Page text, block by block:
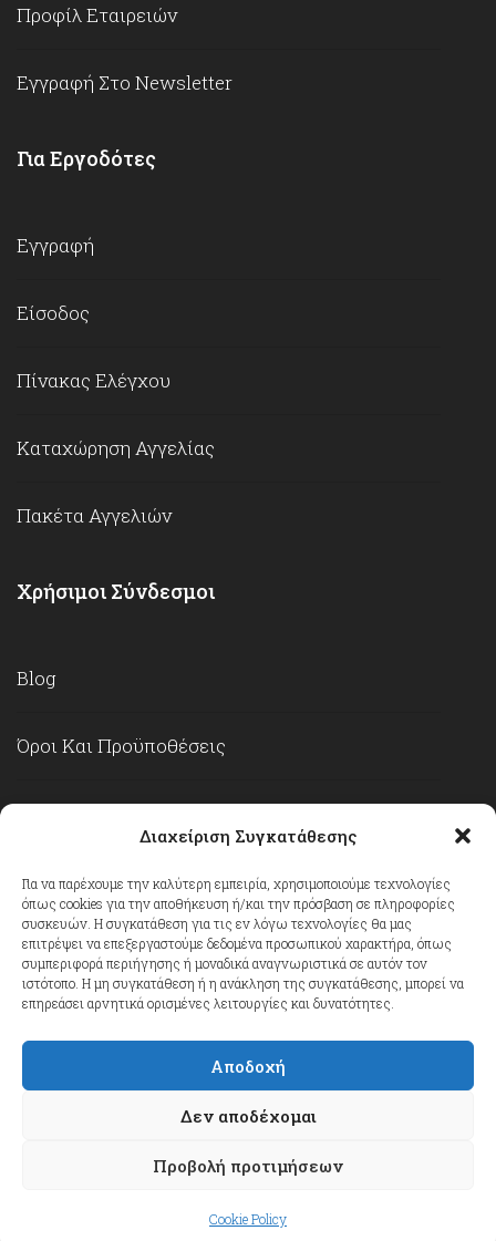
Διαχείριση Συγκατάθεσης
Για να παρέχουμε την καλύτερη εμπειρία, χρησιμοποιούμε τεχνολογίες
όπως cookies για την αποθήκευση ή/και την πρόσβαση σε πληροφορίες
συσκευών. Η συγκατάθεση για τις εν λόγω τεχνολογίες θα μας
επιτρέψει να επεξεργαστούμε δεδομένα προσωπικού χαρακτήρα, όπως
συμπεριφορά περιήγησης ή μοναδικά αναγνωριστικά σε αυτόν τον
ιστότοπο. Η μη συγκατάθεση ή η ανάκληση της συγκατάθεσης, μπορεί να
επηρεάσει αρνητικά ορισμένες λειτουργίες και δυνατότητες.
Αποδοχή
Δεν αποδέχομαι
Προβολή προτιμήσεων
Cookie Policy
Προφίλ Εταιρειών
Εγγραφή Στο Newsletter
Για Εργοδότες
Εγγραφή
Είσοδος
Πίνακας Ελέγχου
Καταχώρηση Αγγελίας
Πακέτα Αγγελιών
Χρήσιμοι Σύνδεσμοι
Blog
Όροι Και Προϋποθέσεις
Πολιτική Για Αγγελίες
Cookie Policy
Επικοινωνία
FindJobsinCyprus.com
reserved.
Τελευταίες Αγγελίες